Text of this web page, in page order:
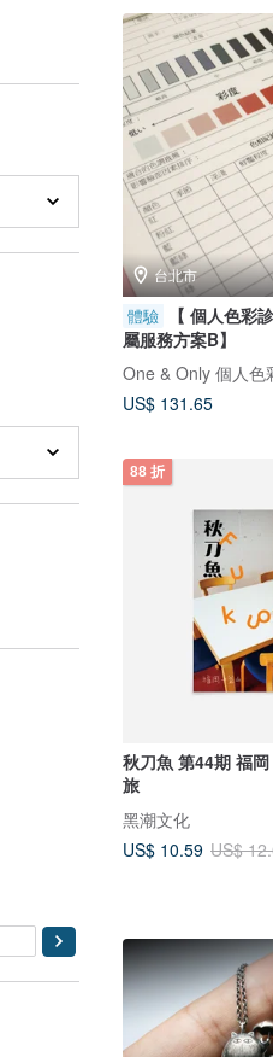
台北市
體驗
【 個人色彩
屬服務方案B】
One & Only 個人色
US$ 131.65
88 折
秋刀魚 第44期 福岡－釜山 一人 (獨)
旅
黑潮文化
US$ 10.59 US$